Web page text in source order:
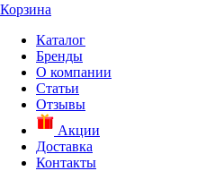
Корзина
Каталог
Бренды
О компании
Статьи
Отзывы
Акции
Доставка
Контакты